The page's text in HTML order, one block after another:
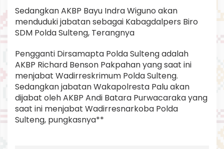
Sedangkan AKBP Bayu Indra Wiguno akan
menduduki jabatan sebagai Kabagdalpers Biro
SDM Polda Sulteng, Terangnya
Pengganti Dirsamapta Polda Sulteng adalah
AKBP Richard Benson Pakpahan yang saat ini
menjabat Wadirreskrimum Polda Sulteng.
Sedangkan jabatan Wakapolresta Palu akan
dijabat oleh AKBP Andi Batara Purwacaraka yang
saat ini menjabat Wadirresnarkoba Polda
Sulteng, pungkasnya**